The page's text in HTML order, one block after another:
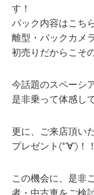
す！
パック内容はこち
離型・バックカメ
初売りだからこそ
今話題のスペーシ
是非乗って体感し
更に、ご来店頂い
プレゼント(*‘∀‘)！！
この機会に、是非
者・中古車をご検